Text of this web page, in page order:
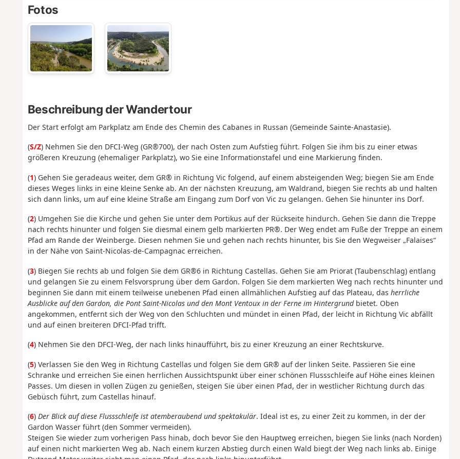
Fotos
Beschreibung der Wandertour
Der Start erfolgt am Parkplatz am Ende des Chemin des Cabanes in Russan (Gemeinde Sainte-Anastasie).
(S/Z) Nehmen Sie den DFCI-Weg (GR®700), der nach Osten zum Aufstieg führt. Folgen Sie ihm bis zu einer etwas
größeren Kreuzung (ehemaliger Parkplatz), wo Sie eine Informationstafel und eine Markierung finden.
(1) Gehen Sie geradeaus weiter, dem GR® in Richtung Vic folgend, auf einem absteigenden Weg; biegen Sie am Ende
dieses Weges links in eine kleine Senke ab. An der nächsten Kreuzung, am Waldrand, biegen Sie rechts ab und halten
sich dann links, um auf eine kleine Straße am Eingang zum Dorf von Vic zu gelangen. Gehen Sie hinunter ins Dorf.
(2) Umgehen Sie die Kirche und gehen Sie unter dem Portikus auf der Rückseite hindurch. Gehen Sie dann die Treppe
nach rechts hinunter und folgen Sie diesmal einem gelb markierten PR®. Der Weg endet am Fuße der Treppe an einem
Pfad am Rande der Weinberge. Diesen nehmen Sie und gehen nach rechts hinunter, bis Sie den Wegweiser „Falaises“
in der Nähe von Saint-Nicolas-de-Campagnac erreichen.
(3) Biegen Sie rechts ab und folgen Sie dem GR®6 in Richtung Castellas. Gehen Sie am Priorat (Taubenschlag) entlang
und gelangen Sie zu einem Felsvorsprung über dem Gardon. Folgen Sie dem markierten Weg nach rechts hinunter und
beginnen Sie dann mit einem teilweise unebenen Pfad einen allmählichen Aufstieg auf das Plateau, das herrliche
Ausblicke auf den Gardon, die Pont Saint-Nicolas und den Mont Ventoux in der Ferne im Hintergrundbietet. Oben
angekommen, entfernt sich der Weg von den Schluchten und mündet in einen Pfad, der leicht in Richtung Vic abfällt
und auf einen breiteren DFCI-Pfad trifft.
(4) Nehmen Sie den DFCI-Weg, der nach links hinaufführt, bis zu einer Kreuzung an einer Rechtskurve.
(5) Verlassen Sie den Weg in Richtung Castellas und folgen Sie dem GR® auf der linken Seite. Passieren Sie eine
Schranke und erreichen Sie einen herrlichen Aussichtspunkt über einer schönen Flussschleife auf Höhe eines kleinen
Passes. Um diesen in vollen Zügen zu genießen, steigen Sie über einen Pfad, der in westlicher Richtung durch das
Gebüsch führt, zum Castellas hinauf.
(6) Der Blick auf diese Flussschleife ist atemberaubend und spektakulär. Ideal ist es, zu einer Zeit zu kommen, in der der
Gardon Wasser führt (den Sommer vermeiden).
Steigen Sie wieder zum vorherigen Pass hinab, doch bevor Sie den Hauptweg erreichen, biegen Sie links (nach Norden)
auf einen nicht markierten Weg ab. Nach einem kurzen Abstieg durch einen Wald biegt der Weg nach links ab. Einige